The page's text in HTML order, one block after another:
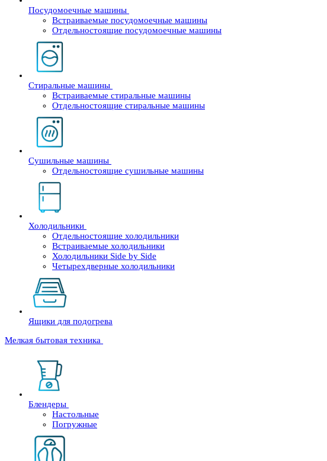
Посудомоечные машины
Встраиваемые посудомоечные машины
Отдельностоящие посудомоечные машины
Стиральные машины
Встраиваемые стиральные машины
Отдельностоящие стиральные машины
Сушильные машины
Отдельностоящие сушильные машины
Холодильники
Отдельностоящие холодильники
Встраиваемые холодильники
Холодильники Side by Side
Четырехдверные холодильники
Ящики для подогрева
Мелкая бытовая техника
Блендеры
Настольные
Погружные